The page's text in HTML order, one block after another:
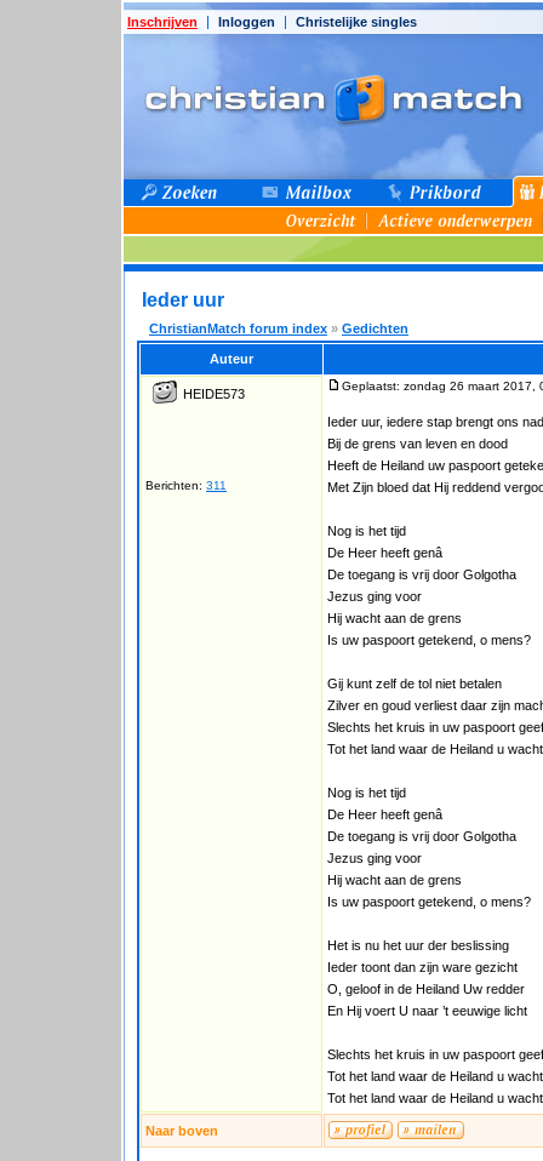
Inschrijven Inloggen Christelijke singles
Ieder uur
ChristianMatch forum index » Gedichten
Auteur
HEIDE573
Berichten: 311
Geplaatst: zondag 26 maart 2017,
Ieder uur, iedere stap brengt ons
Bij de grens van leven en dood
Heeft de Heiland uw paspoort
Met Zijn bloed dat Hij reddend
Nog is het tijd
De Heer heeft genâ
De toegang is vrij door Golgotha
Jezus ging voor
Hij wacht aan de grens
Is uw paspoort getekend, o mens?
Gij kunt zelf de tol niet betalen
Zilver en goud verliest daar zijn
Slechts het kruis in uw paspoort
Tot het land waar de Heiland u wacht
Nog is het tijd
De Heer heeft genâ
De toegang is vrij door Golgotha
Jezus ging voor
Hij wacht aan de grens
Is uw paspoort getekend, o mens?
Het is nu het uur der beslissing
Ieder toont dan zijn ware gezicht
O, geloof in de Heiland Uw redder
En Hij voert U naar ’t eeuwige licht
Slechts het kruis in uw paspoort
Tot het land waar de Heiland u wacht
Tot het land waar de Heiland u wacht
Naar boven